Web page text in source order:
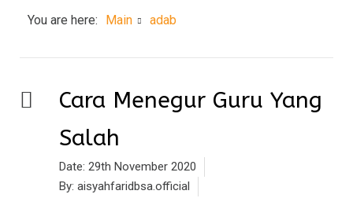
You are here: Main adab
Cara Menegur Guru Yang
Salah
Date: 29th November 2020
By: aisyahfaridbsa.official